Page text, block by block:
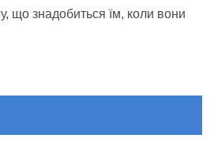
що знадобиться їм, коли вони